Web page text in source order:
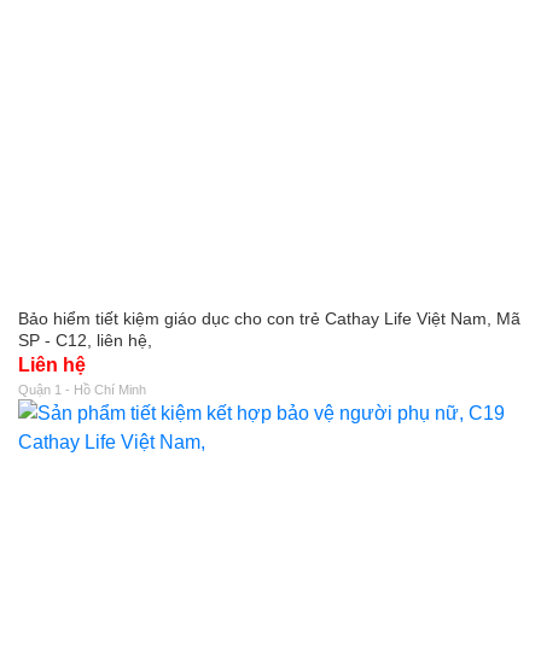
Bảo hiểm tiết kiệm giáo dục cho con trẻ Cathay Life Việt Nam, Mã
SP - C12, liên hệ,
Liên hệ
Quận 1 - Hồ Chí Minh